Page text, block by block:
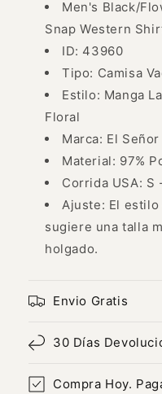
&#39;El
Señor
de
los
Cielos&#39;
-
ID:
43960
de
los
ID:
Men's Black/
Snap Western
ID: 43960
Tipo: Camisa
Estilo: Manga
Floral
Marca: El
Material: 97%
Corrida USA: S
Ajuste: El estilo
sugiere una talla
holgado.
Envio Gratis
30 Días
Compra Hoy.